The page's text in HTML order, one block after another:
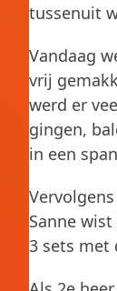
tussenuit
Vandaag
vrij
werd er
gingen,
in een
Sanne
3 sets met